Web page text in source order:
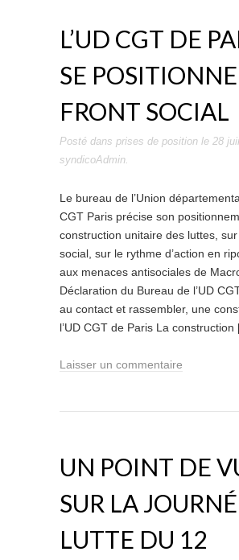
L’UD CGT DE
SE
FRONT SOCIAL
Posté dans prises de position le 28
syndicoAdmin.
Le bureau de l’Union
CGT Paris précise son
construction unitaire des luttes,
social, sur le rythme d’action en
aux menaces antisociales de
Déclaration du Bureau de l’UD
au contact et rassembler, une
l’UD CGT de Paris La
Laisser un commentaire
UN POINT DE
SUR LA
LUTTE DU 12